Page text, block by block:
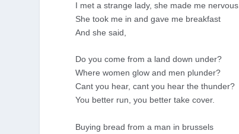
I met a strange lady, she made me nervous
She took me in and gave me breakfast
And she said,
Do you come from a land down under?
Where women glow and men plunder?
Cant you hear, cant you hear the thunder?
You better run, you better take cover.
Buying bread from a man in brussels